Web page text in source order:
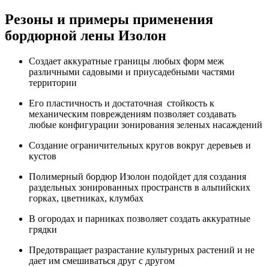
Резоны и примеры применения
бордюрной лены Изолон
Создает аккуратные границы любых форм меж
различными садовыми и приусадебными частями
территории
Его пластичность и достаточная стойкость к
механическим повреждениям позволяет создавать
любые конфигурации зонирования зеленых насаждений
Создание ограничительных кругов вокруг деревьев и
кустов
Полимерный бордюр Изолон подойдет для создания
раздельных зонированных пространств в альпийских
горках, цветниках, клумбах
В огородах и парниках позволяет создать аккуратные
грядки
Предотвращает разрастание культурных растений и не
дает им смешиваться друг с другом